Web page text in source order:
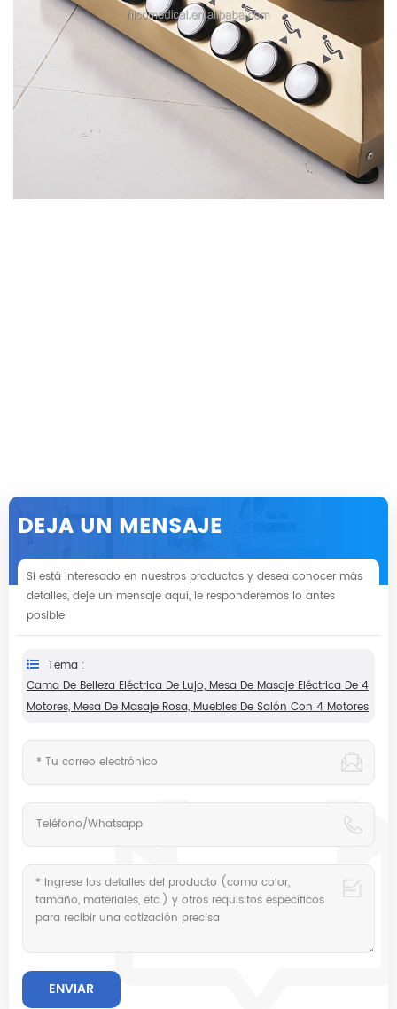
DEJA UN MENSAJE
Si está interesado en nuestros productos y desea conocer más
detalles, deje un mensaje aquí, le responderemos lo antes
posible
Tema :
Cama De Belleza Eléctrica De Lujo, Mesa De Masaje Eléctrica De 4
Motores, Mesa De Masaje Rosa, Muebles De Salón Con 4 Motores